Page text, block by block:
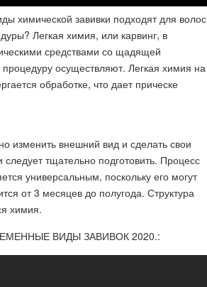
химической завивки подходят для волос
Легкая химия, или карвинг, в
средствами со щадящей
осуществляют. Легкая химия на
обработке, что дает прическе
изменить внешний вид и сделать свои
тщательно подготовить. Процесс
универсальным, поскольку его могут
от 3 месяцев до полугода. Структура
химия.
ВИДЫ ЗАВИВОК 2020.: